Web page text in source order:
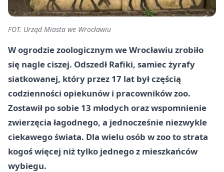
FOT. Urząd Miasta we Wrocławiu
W ogrodzie zoologicznym we Wrocławiu zrobiło
się nagle ciszej. Odszedł Rafiki, samiec żyrafy
siatkowanej, który przez 17 lat był częścią
codzienności opiekunów i pracowników zoo.
Zostawił po sobie 13 młodych oraz wspomnienie
zwierzęcia łagodnego, a jednocześnie niezwykle
ciekawego świata. Dla wielu osób w zoo to strata
kogoś więcej niż tylko jednego z mieszkańców
wybiegu.